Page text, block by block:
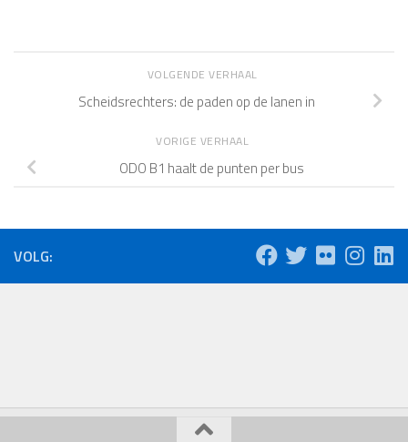
VOLGENDE VERHAAL
Scheidsrechters: de paden op de lanen in
VORIGE VERHAAL
ODO B1 haalt de punten per bus
VOLG: